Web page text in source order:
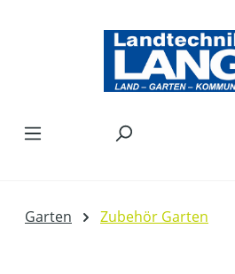
Garten Zubehör Garten